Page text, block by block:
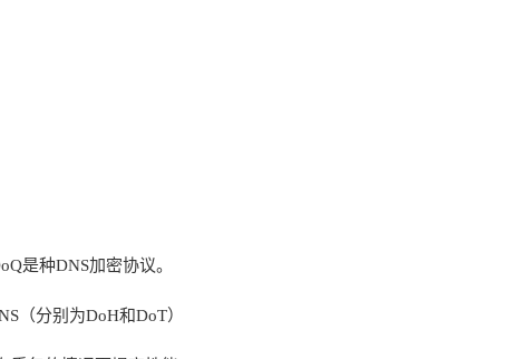
是种DNS加密协议。
（分别为DoH和DoT）